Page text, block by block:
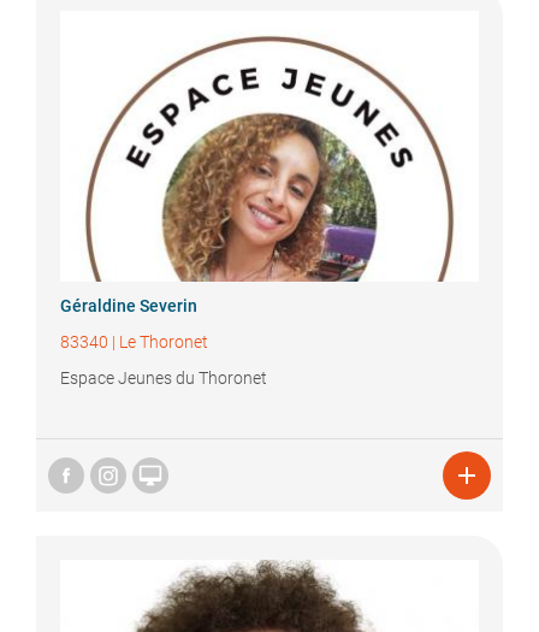
Géraldine Severin
83340 | Le Thoronet
Espace Jeunes du Thoronet
 